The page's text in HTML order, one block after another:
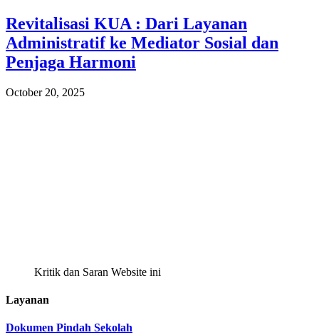
Revitalisasi KUA : Dari Layanan
Administratif ke Mediator Sosial dan
Penjaga Harmoni
October 20, 2025
Kritik dan Saran Website ini
Layanan
Dokumen Pindah Sekolah